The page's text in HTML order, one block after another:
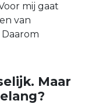
mij gaat
van
Maar